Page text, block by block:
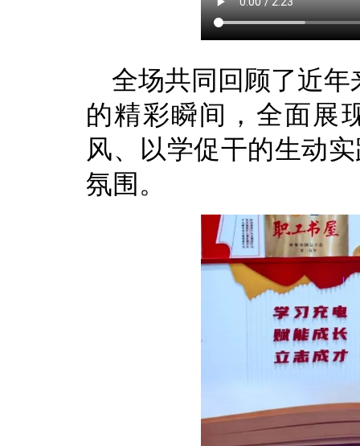
全场共同回顾了近年
的精彩瞬间，全面展
风、以学促干的生动
氛围。